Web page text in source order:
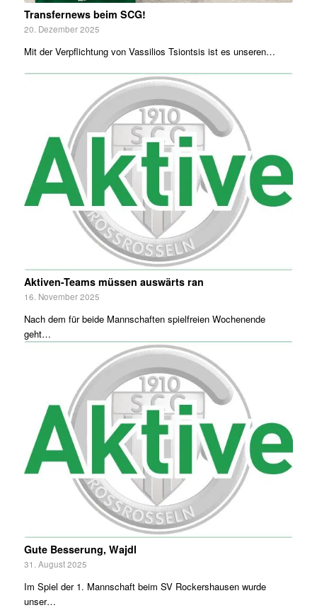
Transfernews beim SCG!
20. Dezember 2025
Mit der Verpflichtung von Vassilios Tsiontsis ist es unseren…
Aktiven-Teams müssen auswärts ran
16. November 2025
Nach dem für beide Mannschaften spielfreien Wochenende
geht…
Gute Besserung, Wajdl
31. August 2025
Im Spiel der 1. Mannschaft beim SV Rockershausen wurde
unser…